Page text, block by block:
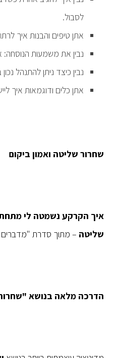
לסבול.
אתן טיפים והבנות איך
נבין את משמעות
נבין כיצד ניתן להתנהל
אתן כלים ודוגמאות איך
שחרור שליטה ואמון ביקום
איך הקרקע נשמטה לי
שליטה – מתוך סדרת "מדברים
הדרכה מלאה בנושא